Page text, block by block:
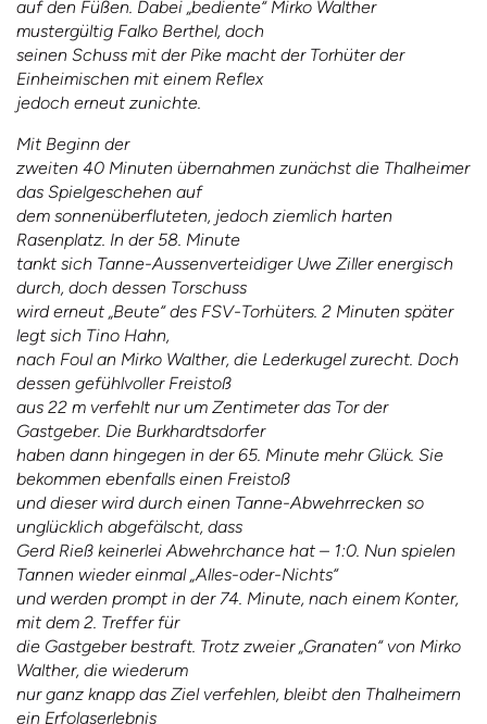
auf den Füßen. Dabei „bediente“ Mirko Walther
mustergültig Falko Berthel, doch
seinen Schuss mit der Pike macht der Torhüter der
Einheimischen mit einem Reflex
jedoch erneut zunichte.
Mit Beginn der
zweiten 40 Minuten übernahmen zunächst die Thalheimer
das Spielgeschehen auf
dem sonnenüberfluteten, jedoch ziemlich harten
Rasenplatz. In der 58. Minute
tankt sich Tanne-Aussenverteidiger Uwe Ziller energisch
durch, doch dessen Torschuss
wird erneut „Beute“ des FSV-Torhüters. 2 Minuten später
legt sich Tino Hahn,
nach Foul an Mirko Walther, die Lederkugel zurecht. Doch
dessen gefühlvoller Freistoß
aus 22 m verfehlt nur um Zentimeter das Tor der
Gastgeber. Die Burkhardtsdorfer
haben dann hingegen in der 65. Minute mehr Glück. Sie
bekommen ebenfalls einen Freistoß
und dieser wird durch einen Tanne-Abwehrrecken so
unglücklich abgefälscht, dass
Gerd Rieß keinerlei Abwehrchance hat – 1:0. Nun spielen
Tannen wieder einmal „Alles-oder-Nichts“
und werden prompt in der 74. Minute, nach einem Konter,
mit dem 2. Treffer für
die Gastgeber bestraft. Trotz zweier „Granaten“ von Mirko
Walther, die wiederum
nur ganz knapp das Ziel verfehlen, bleibt den Thalheimern
ein Erfolgserlebnis